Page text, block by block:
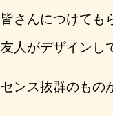
皆さんにつけても
友人がデザインし
センス抜群のもの